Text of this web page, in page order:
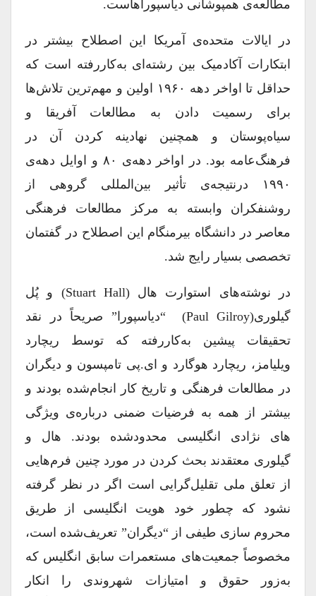
مطالعه‌ی همپوشانی دیاسپوراهاست.
در ایالات‌ متحده‌ی آمریکا این اصطلاح بیشتر در
ابتکارات آکادمیک بین ‌رشته‌ای به‌کاررفته است که
حداقل تا اواخر دهه ۱۹۶۰ اولین و مهم‌ترین تلاش‌ها
برای رسمیت دادن به مطالعات آفریقا و
سیاه‌پوستان و همچنین نهادینه کردن آن در
فرهنگ‌عامه بود. در اواخر دهه‌ی ۸۰ و اوایل دهه‌ی
۱۹۹۰ درنتیجه‌ی تأثیر بین‌المللی گروهی از
روشنفکران وابسته به مرکز مطالعات فرهنگی
معاصر در دانشگاه بیرمنگام این اصطلاح در گفتمان
تخصصی بسیار رایج شد.
در نوشته‌های استوارت هال (Stuart Hall) و پُل
گیلوری(Paul Gilroy) “دیاسپورا” صریحاً در نقد
تحقیقات پیشین به‌کاررفته که توسط ریچارد
ویلیامز، ریچارد هوگارد و ای.پی تامپسون و دیگران
در مطالعات فرهنگی و تاریخ کار انجام‌شده بودند و
بیشتر از همه به فرضیات ضمنی درباره‌ی ویژگی
‌های نژادی انگلیسی محدودشده بودند. هال و
گیلوری معتقدند بحث کردن در مورد چنین فرم‌هایی
از تعلق ملی تقلیل‌گرایی است اگر در نظر گرفته
نشود که چطور خود هویت انگلیسی از طریق
محروم ‌سازی طیفی از “دیگران” تعریف‌شده است،
مخصوصاً جمعیت‌های مستعمرات سابق انگلیس که
به‌زور حقوق و امتیازات شهروندی را انکار